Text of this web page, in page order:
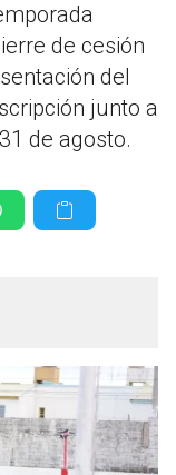
de cesión
del
junto a
de agosto.